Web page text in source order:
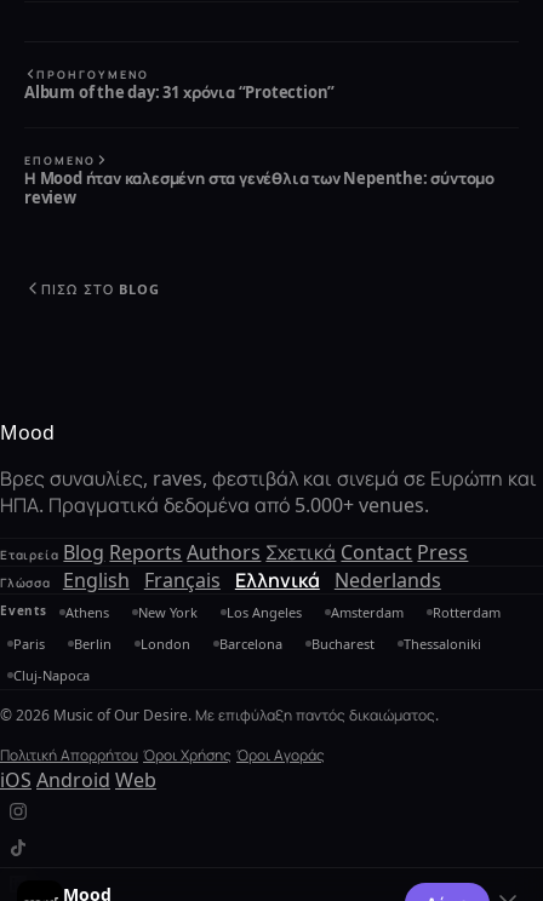
ΠΡΟΗΓΟΎΜΕΝΟ
Album of the day: 31 χρόνια “Protection”
ΕΠΌΜΕΝΟ
Η Mood ήταν καλεσμένη στα γενέθλια των Nepenthe: σύντομο
review
ΠΊΣΩ ΣΤΟ BLOG
Mood
Βρες συναυλίες, raves, φεστιβάλ και σινεμά σε Ευρώπη και
ΗΠΑ. Πραγματικά δεδομένα από 5.000+ venues.
Εταιρεία Blog Reports Authors Σχετικά Contact Press
Γλώσσα English Français Ελληνικά Nederlands
Events Athens New York Los Angeles Amsterdam
Rotterdam
Paris
Berlin London Barcelona Bucharest
Thessaloniki
Cluj-Napoca
© 2026 Music of Our Desire. Με επιφύλαξη παντός δικαιώματος.
Πολιτική Απορρήτου Όροι Χρήσης Όροι Αγοράς
iOS Android Web
Mood